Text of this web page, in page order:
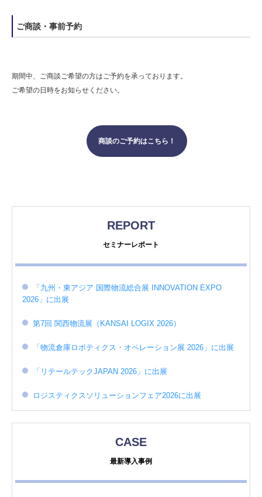
ご商談・事前予約
期間中、ご商談ご希望の方はご予約を承っております。
ご希望の日時をお知らせください。
商談のご予約はこちら！
REPORT
セミナーレポート
「九州・東アジア 国際物流総合展 INNOVATION EXPO
2026」に出展
第7回 関西物流展（KANSAI LOGIX 2026）
「物流倉庫ロボティクス・オペレーション展 2026」に出展
「リテールテックJAPAN 2026」に出展
ロジスティクスソリューションフェア2026に出展
CASE
最新導入事例